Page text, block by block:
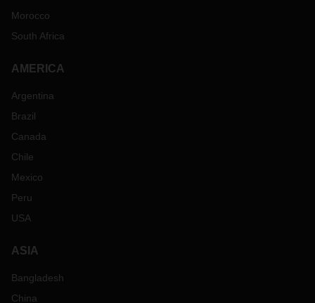
Morocco
South Africa
AMERICA
Argentina
Brazil
Canada
Chile
Mexico
Peru
USA
ASIA
Bangladesh
China